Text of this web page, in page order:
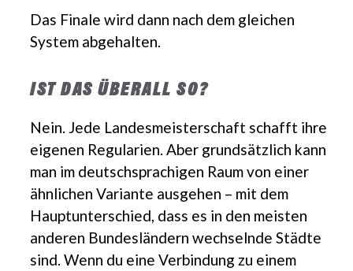
Das Finale wird dann nach dem gleichen
System abgehalten.
IST DAS ÜBERALL SO?
Nein. Jede Landesmeisterschaft schafft ihre
eigenen Regularien. Aber grundsätzlich kann
man im deutschsprachigen Raum von einer
ähnlichen Variante ausgehen – mit dem
Hauptunterschied, dass es in den meisten
anderen Bundesländern wechselnde Städte
sind. Wenn du eine Verbindung zu einem